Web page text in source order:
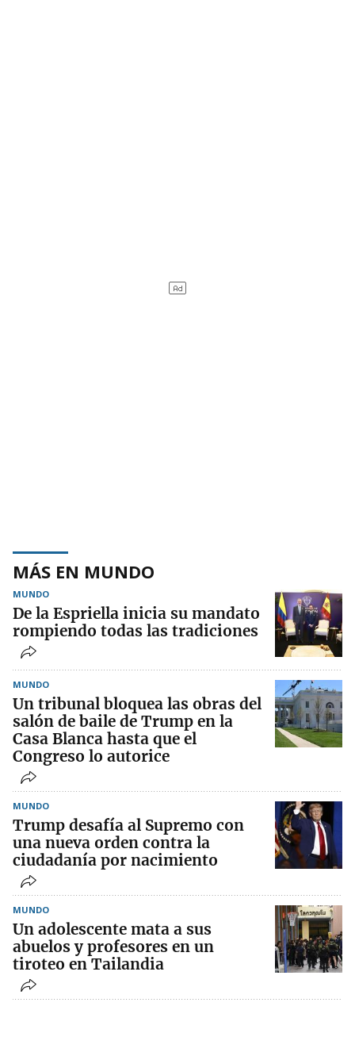
MÁS EN MUNDO
MUNDO
De la Espriella inicia su mandato
rompiendo todas las tradiciones
MUNDO
Un tribunal bloquea las obras del
salón de baile de Trump en la
Casa Blanca hasta que el
Congreso lo autorice
MUNDO
Trump desafía al Supremo con
una nueva orden contra la
ciudadanía por nacimiento
MUNDO
Un adolescente mata a sus
abuelos y profesores en un
tiroteo en Tailandia